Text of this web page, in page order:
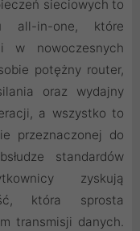
sieciowych to
all-in-one, które
w nowoczesnych
potężny router,
oraz wydajny
a wszystko to
przeznaczonej do
standardów
zyskują
która sprosta
transmisji danych.